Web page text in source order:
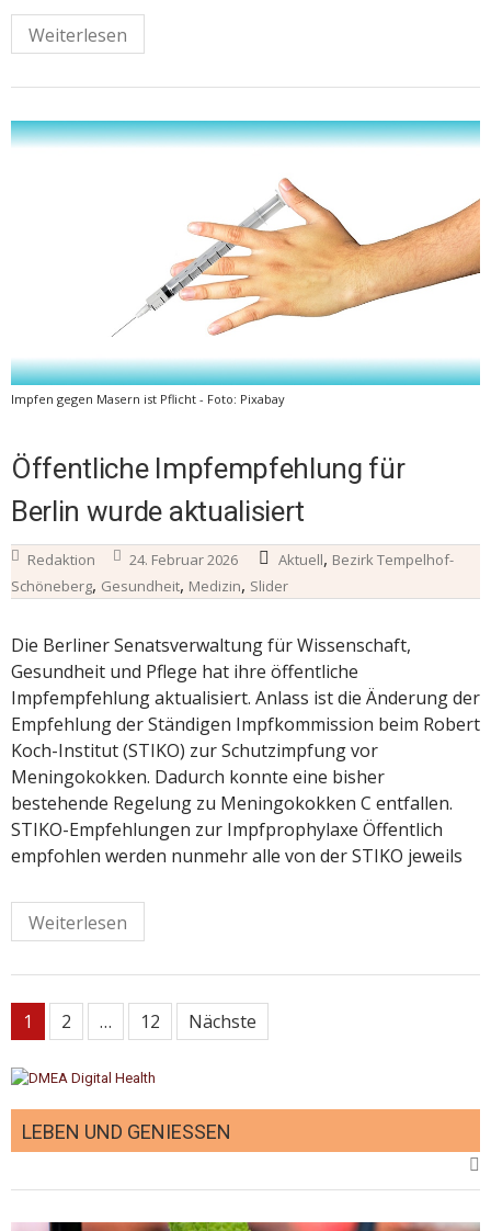
Weiterlesen
Impfen gegen Masern ist Pflicht - Foto: Pixabay
Öffentliche Impfempfehlung für
Berlin wurde aktualisiert
Redaktion 24. Februar 2026 Aktuell, Bezirk Tempelhof-
Schöneberg, Gesundheit, Medizin, Slider
Die Berliner Senatsverwaltung für Wissenschaft,
Gesundheit und Pflege hat ihre öffentliche
Impfempfehlung aktualisiert. Anlass ist die Änderung der
Empfehlung der Ständigen Impfkommission beim Robert
Koch-Institut (STIKO) zur Schutzimpfung vor
Meningokokken. Dadurch konnte eine bisher
bestehende Regelung zu Meningokokken C entfallen.
STIKO-Empfehlungen zur Impfprophylaxe Öffentlich
empfohlen werden nunmehr alle von der STIKO jeweils
Weiterlesen
Seitennummerierung
der
Beiträge
1 2 … 12 Nächste
LEBEN UND GENIESSEN